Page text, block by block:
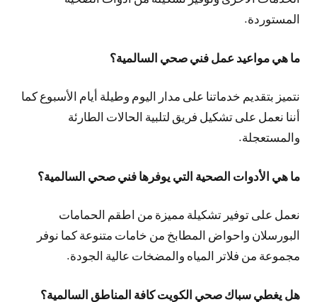
المستوردة.
ما هي مواعيد عمل فني صحي السالمية؟
نتميز بتقديم خدماتنا على مدار اليوم وطيلة أيام الأسبوع كما
أننا نعمل على تشكيل فريق لتلبية الحالات الطارئة
والمستعجلة.
ما هي الأدوات الصحية التي يوفرها فني صحي السالمية؟
نعمل على توفير تشكيلة مميزة من اطقم الحمامات
البورسلان واحواض المطابخ من خامات متنوعة كما نوفر
مجموعة من فلاتر المياه والمضخات عالية الجودة.
هل يغطي سباك صحي الكويت كافة المناطق السالمية؟